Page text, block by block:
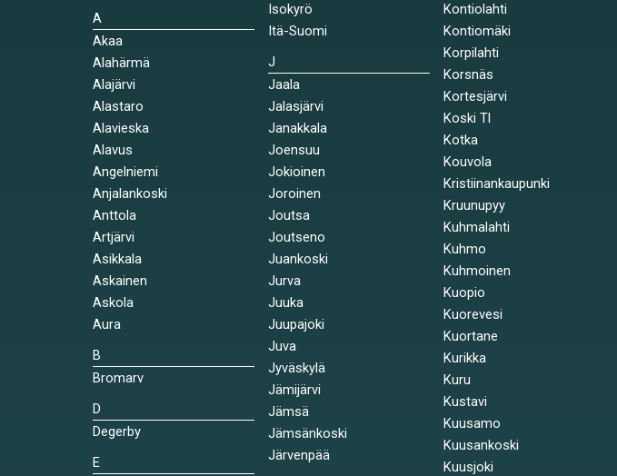
A
Akaa
Alahärmä
Alajärvi
Alastaro
Alavieska
Alavus
Angelniemi
Anjalankoski
Anttola
Artjärvi
Asikkala
Askainen
Askola
Aura
B
Bromarv
D
Degerby
E
Isokyrö
Itä-Suomi
J
Jaala
Jalasjärvi
Janakkala
Joensuu
Jokioinen
Joroinen
Joutsa
Joutseno
Juankoski
Jurva
Juuka
Juupajoki
Juva
Jyväskylä
Jämijärvi
Jämsä
Jämsänkoski
Järvenpää
Kontiolahti
Kontiomäki
Korpilahti
Korsnäs
Kortesjärvi
Koski Tl
Kotka
Kouvola
Kristiinankaupunki
Kruunupyy
Kuhmalahti
Kuhmo
Kuhmoinen
Kuopio
Kuorevesi
Kuortane
Kurikka
Kuru
Kustavi
Kuusamo
Kuusankoski
Kuusjoki